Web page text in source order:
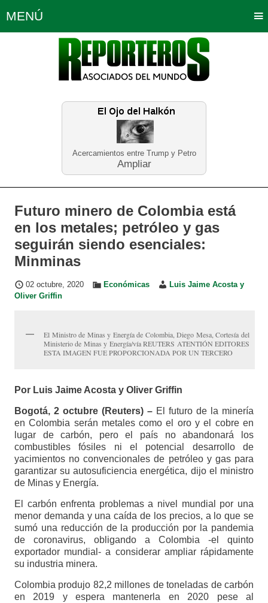
Acercamientos entre Trump y Petro
Ampliar
MENÚ
Política Opinión Bogotá
Planeta Tierra Deportes
Educación Neira
Futuro minero de Colombia está
en los metales; petróleo y gas
seguirán siendo esenciales:
Minminas
02 octubre, 2020 Económicas
Luis Jaime Acosta y
Oliver Griffin
El Ministro de Minas y Energía de Colombia, Diego Mesa, Cortesía del
Ministerio de Minas y Energía/vía REUTERS ATENTIÓN EDITORES
ESTA IMAGEN FUE PROPORCIONADA POR UN TERCERO
Por Luis Jaime Acosta y Oliver Griffin
Bogotá, 2 octubre (Reuters) – El futuro de la minería
en Colombia serán metales como el oro y el cobre en
lugar de carbón, pero el país no abandonará los
combustibles fósiles ni el potencial desarrollo de
yacimientos no convencionales de petróleo y gas para
garantizar su autosuficiencia energética, dijo el ministro
de Minas y Energía.
El carbón enfrenta problemas a nivel mundial por una
menor demanda y una caída de los precios, a lo que se
sumó una reducción de la producción por la pandemia
de coronavirus, obligando a Colombia -el quinto
exportador mundial- a considerar ampliar rápidamente
su industria minera.
Colombia produjo 82,2 millones de toneladas de carbón
en 2019 y espera mantenerla en 2020 pese al